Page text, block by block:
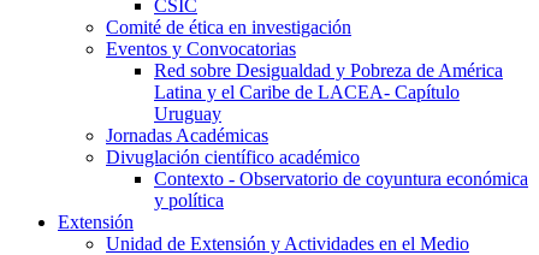
CSIC
Comité de ética en investigación
Eventos y Convocatorias
Red sobre Desigualdad y Pobreza de América
Latina y el Caribe de LACEA- Capítulo
Uruguay
Jornadas Académicas
Divuglación científico académico
Contexto - Observatorio de coyuntura económica
y política
Extensión
Unidad de Extensión y Actividades en el Medio